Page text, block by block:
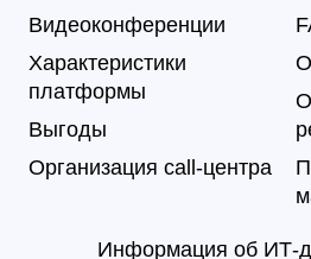
Видеоконференции
Характеристики
платформы
Выгоды
Организация call-центра
Информация об ИТ-